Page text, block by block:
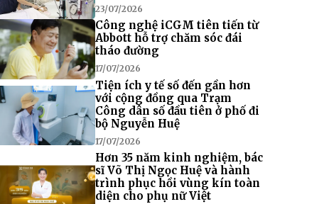
23/07/2026
Công nghệ iCGM tiên tiến từ
Abbott hỗ trợ chăm sóc đái
tháo đường
17/07/2026
Tiện ích y tế số đến gần hơn
với cộng đồng qua Trạm
Công dân số đầu tiên ở phố đi
bộ Nguyễn Huệ
17/07/2026
Hơn 35 năm kinh nghiệm, bác
sĩ Võ Thị Ngọc Huệ và hành
trình phục hồi vùng kín toàn
diện cho phụ nữ Việt